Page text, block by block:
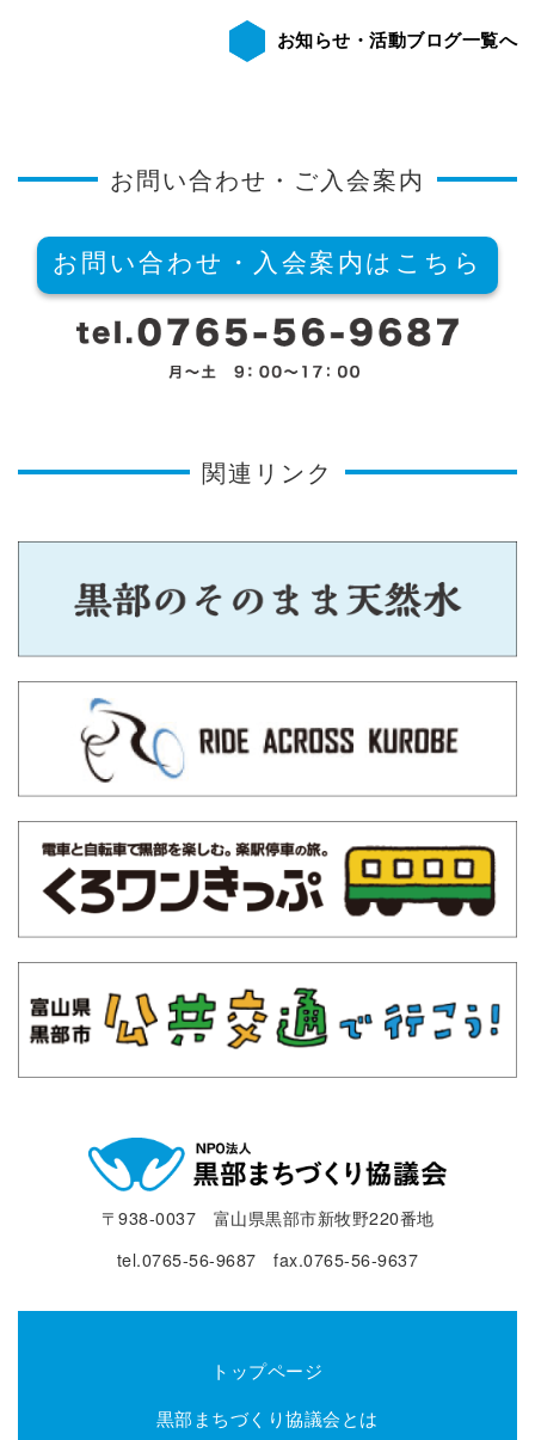
お知らせ・活動ブログ一覧へ
お問い合わせ・ご入会案内
お問い合わせ・入会案内はこちら
関連リンク
〒938-0037 富山県黒部市新牧野220番地
tel.0765-56-9687 fax.0765-56-9637
トップページ
黒部まちづくり協議会とは